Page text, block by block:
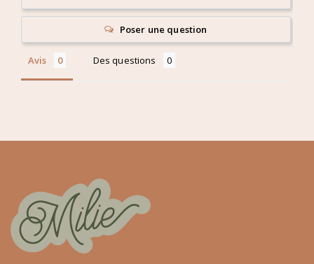
Poser une question
Avis Des questions